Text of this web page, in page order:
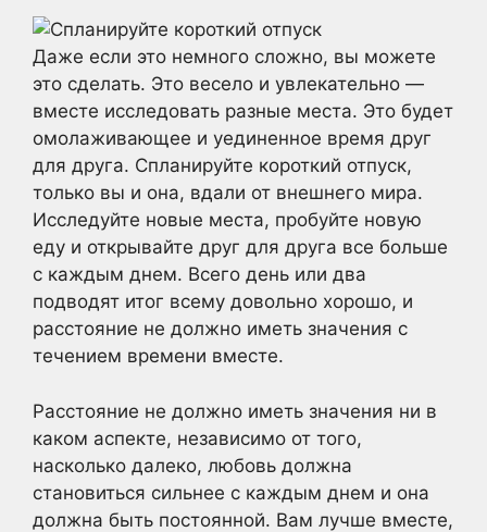
Даже если это немного сложно, вы можете
это сделать. Это весело и увлекательно —
вместе исследовать разные места. Это будет
омолаживающее и уединенное время друг
для друга. Спланируйте короткий отпуск,
только вы и она, вдали от внешнего мира.
Исследуйте новые места, пробуйте новую
еду и открывайте друг для друга все больше
с каждым днем. Всего день или два
подводят итог всему довольно хорошо, и
расстояние не должно иметь значения с
течением времени вместе.
Расстояние не должно иметь значения ни в
каком аспекте, независимо от того,
насколько далеко, любовь должна
становиться сильнее с каждым днем и она
должна быть постоянной. Вам лучше вместе,